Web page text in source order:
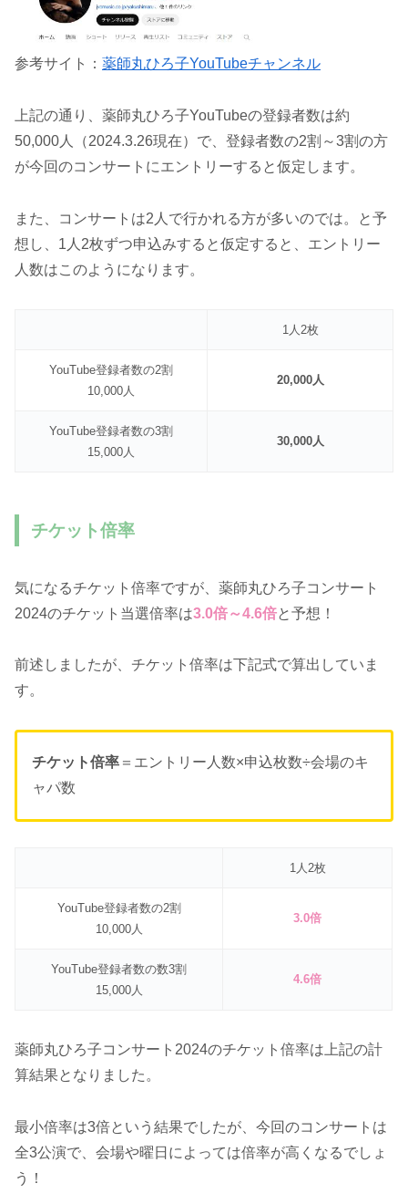
参考サイト： 薬師丸ひろ子YouTubeチャンネル
上記の通り、薬師丸ひろ子YouTubeの登録者数は約
50,000人（2024.3.26現在）で、登録者数の2割～3割の方
が今回のコンサートにエントリーすると仮定します。
また、コンサートは2人で行かれる方が多いのでは。と予
想し、1人2枚ずつ申込みすると仮定すると、エントリー
人数はこのようになります。
1人2枚
YouTube登録者数の2割
10,000人
20,000人
YouTube登録者数の3割
15,000人
30,000人
チケット倍率
気になるチケット倍率ですが、薬師丸ひろ子コンサート
2024のチケット当選倍率は3.0倍～4.6倍と予想！
前述しましたが、チケット倍率は下記式で算出していま
す。
チケット倍率 ＝エントリー人数×申込枚数÷会場のキ
ャパ数
1人2枚
YouTube登録者数の2割
10,000人
3.0倍
YouTube登録者数の数3割
15,000人
4.6倍
薬師丸ひろ子コンサート2024のチケット倍率は上記の計
算結果となりました。
最小倍率は3倍という結果でしたが、今回のコンサートは
全3公演で、会場や曜日によっては倍率が高くなるでしょ
う！